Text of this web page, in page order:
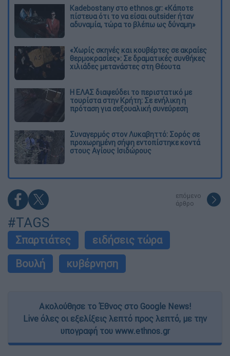
Kadebostany στο ethnos.gr: «Κάποτε
πίστευα ότι το να είσαι outsider ήταν
αδυναμία, τώρα το βλέπω ως δύναμη»
«Χωρίς σκηνές και κουβέρτες σε ακραίες
θερμοκρασίες»: Σε δραματικές συνθήκες
χιλιάδες μετανάστες στη Θέουτα
Η ΕΛΑΣ διαψεύδει το περιστατικό με
τουρίστα στην Κρήτη: Σε ενήλικη η
πρόταση για σεξουαλική συνεύρεση
Συναγερμός στον Λυκαβηττό: Σορός σε
προχωρημένη σήψη εντοπίστηκε κοντά
στους Αγίους Ισιδώρους
επόμενο
άρθρο
#TAGS
Σπαρτιάτες
ειδήσεις τώρα
Βουλή
κυβέρνηση
Ακολούθησε το Έθνος στο Google News!
Live όλες οι εξελίξεις λεπτό προς λεπτό, με την
υπογραφή του www.ethnos.gr